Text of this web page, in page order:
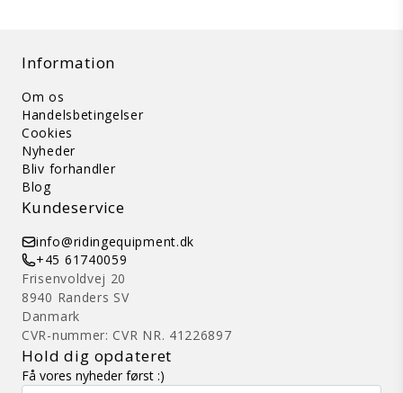
Information
Om os
Handelsbetingelser
Cookies
Nyheder
Bliv forhandler
Blog
Kundeservice
info@ridingequipment.dk
+45 61740059
Frisenvoldvej 20
8940 Randers SV
Danmark
CVR-nummer: CVR NR. 41226897
Hold dig opdateret
Få vores nyheder først :)